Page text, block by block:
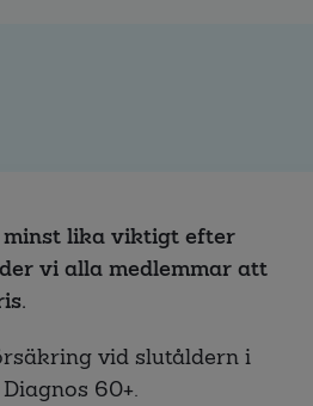
lika viktigt efter
vi alla medlemmar att
vid slutåldern i
60+.